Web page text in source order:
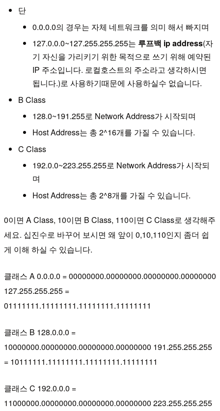
단
0.0.0.0의 경우는 자체 네트워크를 의미 해서 빠지며
127.0.0.0~127.255.255.255는 루프백 ip address(자
기 자신을 가리키기 위한 목적으로 쓰기 위해 예약된
IP 주소입니다. 로컬호스트의 주소라고 생각하시면
됩니다.)로 사용하기때문에 사용하실수 없습니다.
B Class
128.0~191.255로 Network Address가 시작되며
Host Address는 총 2^16개를 가질 수 있습니다.
C Class
192.0.0~223.255.255로 Network Address가 시작되
며
Host Address는 총 2^8개를 가질 수 있습니다.
0이면 A Class, 10이면 B Class, 110이면 C Class로 생각해주
세요. 십진수로 바꾸어 보시면 왜 앞이 0,10,110인지 좀더 쉽
게 이해 하실 수 있습니다.
클래스 A 0.0.0.0 = 00000000.00000000.00000000.00000000
127.255.255.255 =
01111111.11111111.11111111.11111111
클래스 B 128.0.0.0 =
10000000.00000000.00000000.00000000 191.255.255.255
= 10111111.11111111.11111111.11111111
클래스 C 192.0.0.0 =
11000000.00000000.00000000.00000000 223.255.255.255